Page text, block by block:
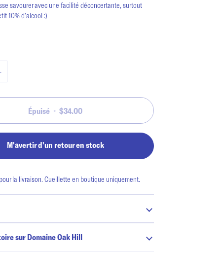
savourer avec une facilité déconcertante, surtout
10% d’alcool :)
Épuisé • $34.00
M'avertir d'un retour en stock
la livraison. Cueillette en boutique uniquement.
sur Domaine Oak Hill